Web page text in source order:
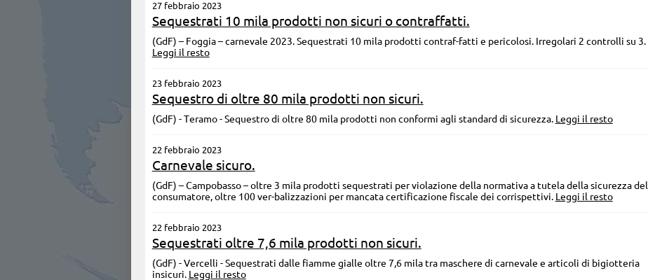
27 febbraio 2023
Sequestrati 10 mila prodotti non sicuri o contraffatti.
(GdF) – Foggia – carnevale 2023. Sequestrati 10 mila prodotti contraf-fatti e pericolosi. Irregolari 2 controlli su 3.
Leggi il resto
23 febbraio 2023
Sequestro di oltre 80 mila prodotti non sicuri.
(GdF) - Teramo - Sequestro di oltre 80 mila prodotti non conformi agli standard di sicurezza. Leggi il resto
22 febbraio 2023
Carnevale sicuro.
(GdF) – Campobasso – oltre 3 mila prodotti sequestrati per violazione della normativa a tutela della sicurezza del
consumatore, oltre 100 ver-balizzazioni per mancata certificazione fiscale dei corrispettivi. Leggi il resto
22 febbraio 2023
Sequestrati oltre 7,6 mila prodotti non sicuri.
(GdF) - Vercelli - Sequestrati dalle fiamme gialle oltre 7,6 mila tra maschere di carnevale e articoli di bigiotteria
insicuri. Leggi il resto